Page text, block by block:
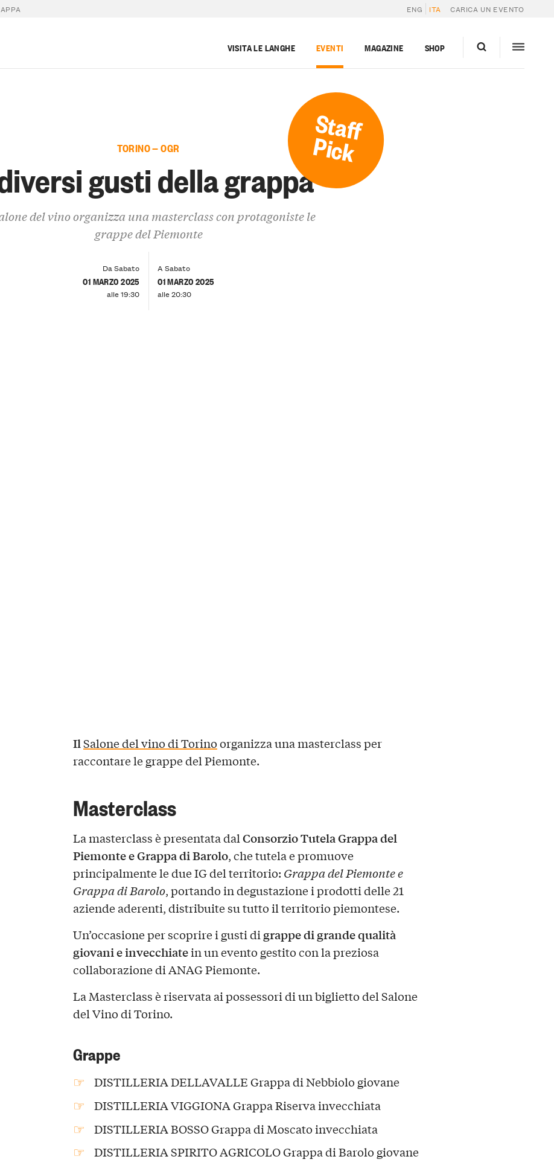
ENG ITA CARICA UN EVENTO
VISITA LE LANGHE EVENTI MAGAZINE SHOP
Staff
Pick
TORINO — OGR
gusti della grappa
del vino organizza una masterclass con protagoniste le
grappe del Piemonte
Da Sabato
01 MARZO 2025
alle 19:30
A Sabato
01 MARZO 2025
alle 20:30
IlSalone del vino di Torinoorganizza una masterclass per
raccontare le grappe del Piemonte.
Masterclass
La masterclass è presentata dalConsorzio Tutela Grappa del
Piemonte e Grappa di Barolo, che tutela e promuove
principalmente le due IG del territorio: Grappa del Piemonte e
Grappa di Barolo, portando in degustazione i prodotti delle 21
aziende aderenti, distribuite su tutto il territorio piemontese.
Un’occasione per scoprire i gusti di grappe di grande qualità
giovani e invecchiatein un evento gestito con la preziosa
collaborazione di ANAG Piemonte.
La Masterclass è riservata ai possessori di un biglietto del Salone
del Vino di Torino.
Grappe
DISTILLERIA DELLAVALLE Grappa di Nebbiolo giovane
DISTILLERIA VIGGIONA Grappa Riserva invecchiata
DISTILLERIA BOSSO Grappa di Moscato invecchiata
DISTILLERIA SPIRITO AGRICOLO Grappa di Barolo giovane